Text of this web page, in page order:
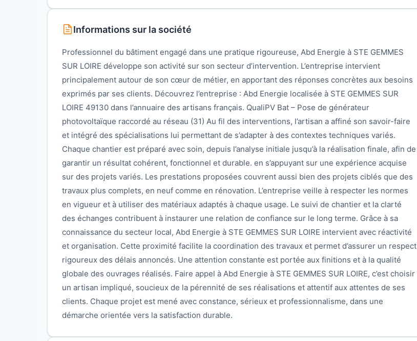
Informations sur la société
Professionnel du bâtiment engagé dans une pratique rigoureuse, Abd Energie à STE GEMMES
SUR LOIRE développe son activité sur son secteur d’intervention. L’entreprise intervient
principalement autour de son cœur de métier, en apportant des réponses concrètes aux besoins
exprimés par ses clients. Découvrez l’entreprise : Abd Energie localisée à STE GEMMES SUR
LOIRE 49130 dans l’annuaire des artisans français. QualiPV Bat – Pose de générateur
photovoltaïque raccordé au réseau (31) Au fil des interventions, l’artisan a affiné son savoir-faire
et intégré des spécialisations lui permettant de s’adapter à des contextes techniques variés.
Chaque chantier est préparé avec soin, depuis l’analyse initiale jusqu’à la réalisation finale, afin de
garantir un résultat cohérent, fonctionnel et durable. en s’appuyant sur une expérience acquise
sur des projets variés. Les prestations proposées couvrent aussi bien des projets ciblés que des
travaux plus complets, en neuf comme en rénovation. L’entreprise veille à respecter les normes
en vigueur et à utiliser des matériaux adaptés à chaque usage. Le suivi de chantier et la clarté
des échanges contribuent à instaurer une relation de confiance sur le long terme. Grâce à sa
connaissance du secteur local, Abd Energie à STE GEMMES SUR LOIRE intervient avec réactivité
et organisation. Cette proximité facilite la coordination des travaux et permet d’assurer un respect
rigoureux des délais annoncés. Une attention constante est portée aux finitions et à la qualité
globale des ouvrages réalisés. Faire appel à Abd Energie à STE GEMMES SUR LOIRE, c’est choisir
un artisan impliqué, soucieux de la pérennité de ses réalisations et attentif aux attentes de ses
clients. Chaque projet est mené avec constance, sérieux et professionnalisme, dans une
démarche orientée vers la satisfaction durable.